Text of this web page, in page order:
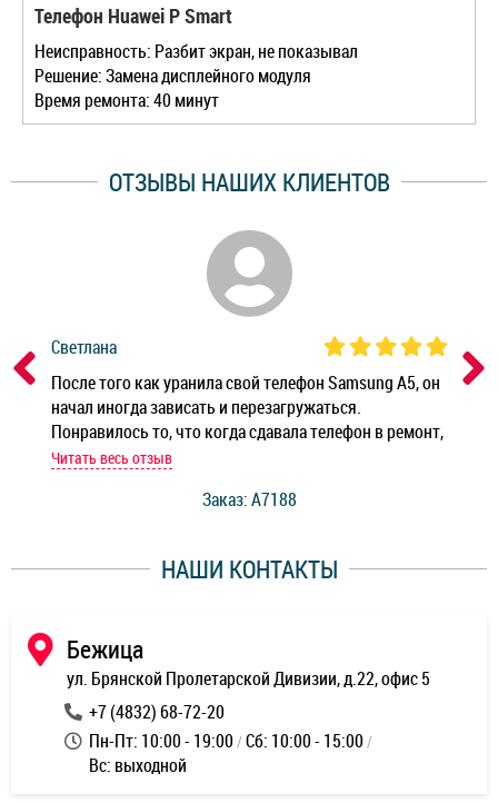
Телефон Huawei P Smart
Неисправность: Разбит экран, не показывал
Решение: Замена дисплейного модуля
Время ремонта: 40 минут
ОТЗЫВЫ НАШИХ КЛИЕНТОВ
Светлана
После того как уранила свой телефон Samsung A5, он
начал иногда зависать и перезагружаться.
Понравилось то, что когда сдавала телефон в ремонт,
мастер при мне сделал быструю диагностику и сказал
работы и оперативность!
Читать весь отзыв
Заказ: A7188
НАШИ КОНТАКТЫ
Бежица
ул. Брянской Пролетарской Дивизии, д.22, офис 5
+7 (4832) 68-72-20
Пн-Пт: 10:00 - 19:00 Сб: 10:00 - 15:00
Вс: выходной